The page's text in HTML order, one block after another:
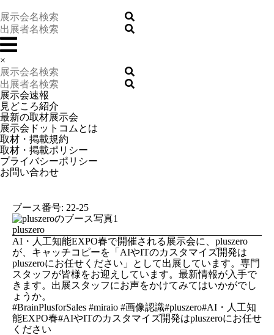
×
展示会速報
見どころ紹介
最新の取材展示会
展示会ドットコムとは
取材・掲載規約
取材・掲載ポリシー
プライバシーポリシー
お問い合わせ
ブース番号: 22-25
pluszero
AI・人工知能EXPO春で開催される展示会に、pluszero
が、キャッチコピーを「AIやITのカスタマイズ開発は
pluszeroにお任せください」として出展しています。専門
スタッフが皆様をお迎えしています。最新情報が入手で
きます。出展スタッフにお声をかけてみてはいかがでし
ょうか。
#BrainPlusforSales #miraio #画像認識#pluszero#AI・人工知
能EXPO春#AIやITのカスタマイズ開発はpluszeroにお任せ
ください